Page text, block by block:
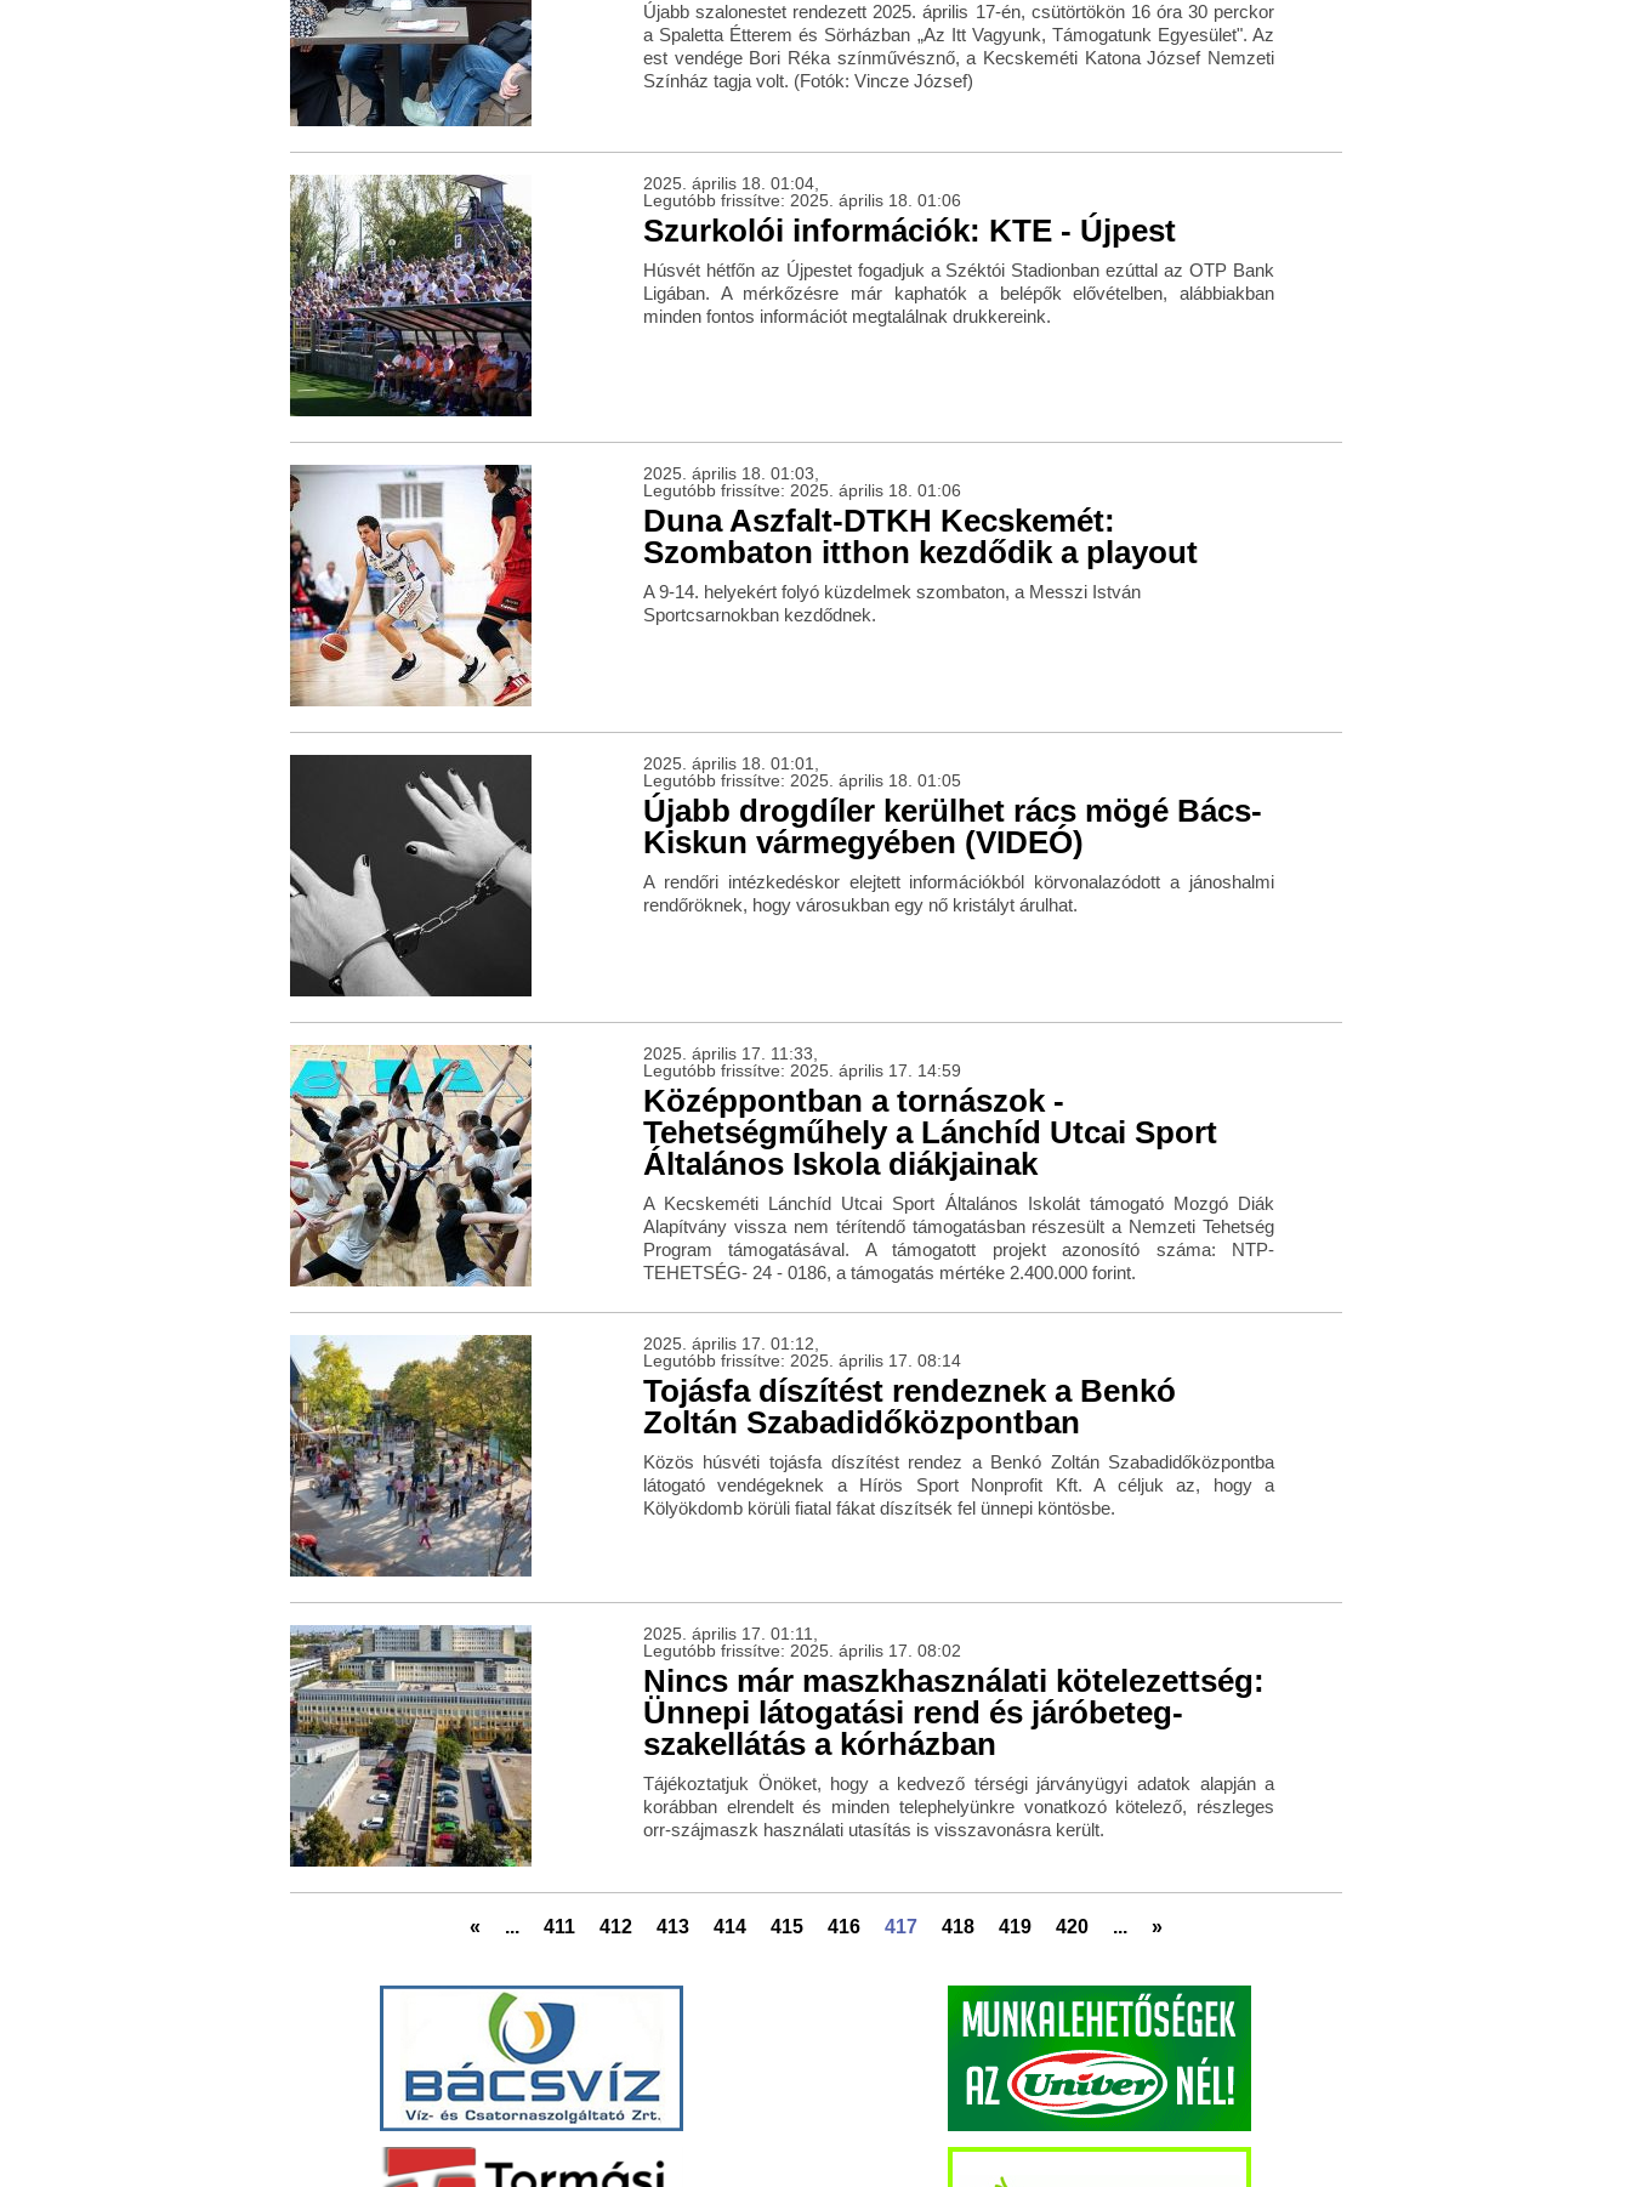
Újabb szalonestet rendezett 2025. április 17-én, csütörtökön 16 óra 30 perckor
a Spaletta Étterem és Sörházban „Az Itt Vagyunk, Támogatunk Egyesület". Az
est vendége Bori Réka színművésznő, a Kecskeméti Katona József Nemzeti
Színház tagja volt. (Fotók: Vincze József)
2025. április 18. 01:04,
Legutóbb frissítve: 2025. április 18. 01:06
Szurkolói információk: KTE - Újpest
Húsvét hétfőn az Újpestet fogadjuk a Széktói Stadionban ezúttal az OTP Bank
Ligában. A mérkőzésre már kaphatók a belépők elővételben, alábbiakban
minden fontos információt megtalálnak drukkereink.
2025. április 18. 01:03,
Legutóbb frissítve: 2025. április 18. 01:06
Duna Aszfalt-DTKH Kecskemét:
Szombaton itthon kezdődik a playout
A 9-14. helyekért folyó küzdelmek szombaton, a Messzi István
Sportcsarnokban kezdődnek.
2025. április 18. 01:01,
Legutóbb frissítve: 2025. április 18. 01:05
Újabb drogdíler kerülhet rács mögé Bács-
Kiskun vármegyében (VIDEÓ)
A rendőri intézkedéskor elejtett információkból körvonalazódott a jánoshalmi
rendőröknek, hogy városukban egy nő kristályt árulhat.
2025. április 17. 11:33,
Legutóbb frissítve: 2025. április 17. 14:59
Középpontban a tornászok -
Tehetségműhely a Lánchíd Utcai Sport
Általános Iskola diákjainak
A Kecskeméti Lánchíd Utcai Sport Általános Iskolát támogató Mozgó Diák
Alapítvány vissza nem térítendő támogatásban részesült a Nemzeti Tehetség
Program támogatásával. A támogatott projekt azonosító száma: NTP-
TEHETSÉG- 24 - 0186, a támogatás mértéke 2.400.000 forint.
2025. április 17. 01:12,
Legutóbb frissítve: 2025. április 17. 08:14
Tojásfa díszítést rendeznek a Benkó
Zoltán Szabadidőközpontban
Közös húsvéti tojásfa díszítést rendez a Benkó Zoltán Szabadidőközpontba
látogató vendégeknek a Hírös Sport Nonprofit Kft. A céljuk az, hogy a
Kölyökdomb körüli fiatal fákat díszítsék fel ünnepi köntösbe.
2025. április 17. 01:11,
Legutóbb frissítve: 2025. április 17. 08:02
Nincs már maszkhasználati kötelezettség:
Ünnepi látogatási rend és járóbeteg-
szakellátás a kórházban
Tájékoztatjuk Önöket, hogy a kedvező térségi járványügyi adatok alapján a
korábban elrendelt és minden telephelyünkre vonatkozó kötelező, részleges
orr-szájmaszk használati utasítás is visszavonásra került.
« ... 411 412 413 414 415 416 417 418 419 420 ... »